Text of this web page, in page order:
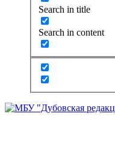
Search in title
Search in content